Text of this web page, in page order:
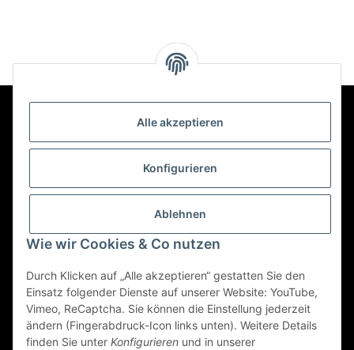
Alle akzeptieren
Konfigurieren
Ablehnen
Wie wir Cookies & Co nutzen
Durch Klicken auf „Alle akzeptieren“ gestatten Sie den
Einsatz folgender Dienste auf unserer Website: YouTube,
Vimeo, ReCaptcha. Sie können die Einstellung jederzeit
ändern (Fingerabdruck-Icon links unten). Weitere Details
finden Sie unter Konfigurieren und in unserer
Informationen
Mehr über
Vertrag widerrufen